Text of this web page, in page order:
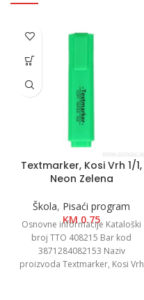
Textmarker, Kosi Vrh 1/1,
Neon Zelena
Škola, Pisaći program
KM0.75
Osnovne informacije Kataloški
broj TTO 408215 Bar kod
3871284082153 Naziv
proizvoda Textmarker, Kosi Vrh